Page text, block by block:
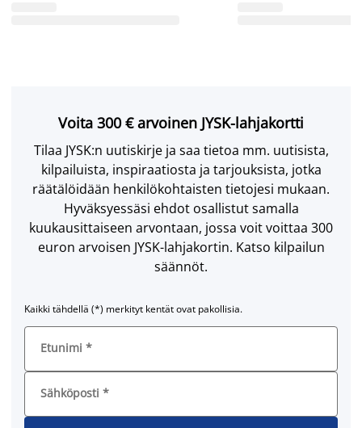
Voita 300 € arvoinen JYSK-lahjakortti
Tilaa JYSK:n uutiskirje ja saa tietoa mm. uutisista,
kilpailuista, inspiraatiosta ja tarjouksista, jotka
räätälöidään henkilökohtaisten tietojesi mukaan.
Hyväksyessäsi ehdot osallistut samalla
kuukausittaiseen arvontaan, jossa voit voittaa 300
euron arvoisen JYSK-lahjakortin. Katso kilpailun
säännöt.
Kaikki tähdellä (*) merkityt kentät ovat pakollisia.
Etunimi *
Sähköposti *